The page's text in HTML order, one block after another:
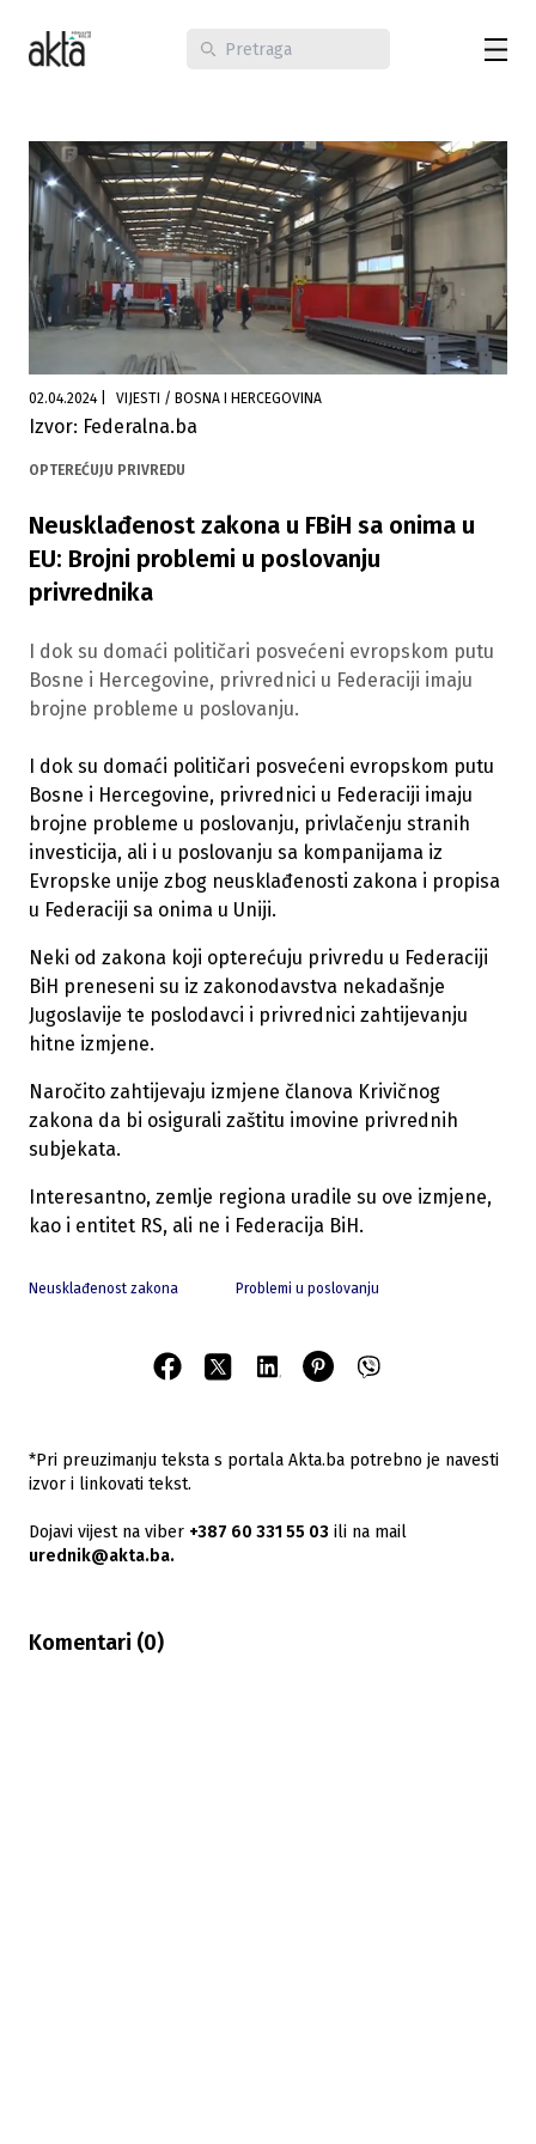
02.04.2024 VIJESTI / BOSNA I HERCEGOVINA
Izvor: Federalna.ba
OPTEREĆUJU PRIVREDU
Neusklađenost zakona u FBiH sa onima u
EU: Brojni problemi u poslovanju
privrednika
I dok su domaći političari posvećeni evropskom putu
Bosne i Hercegovine, privrednici u Federaciji imaju
brojne probleme u poslovanju.
I dok su domaći političari posvećeni evropskom putu
Bosne i Hercegovine, privrednici u Federaciji imaju
brojne probleme u poslovanju, privlačenju stranih
investicija, ali i u poslovanju sa kompanijama iz
Evropske unije zbog neusklađenosti zakona i propisa
u Federaciji sa onima u Uniji.
Neki od zakona koji opterećuju privredu u Federaciji
BiH preneseni su iz zakonodavstva nekadašnje
Jugoslavije te poslodavci i privrednici zahtijevanju
hitne izmjene.
Naročito zahtijevaju izmjene članova Krivičnog
zakona da bi osigurali zaštitu imovine privrednih
subjekata.
Interesantno, zemlje regiona uradile su ove izmjene,
kao i entitet RS, ali ne i Federacija BiH.
Neusklađenost zakona Problemi u poslovanju
*Pri preuzimanju teksta s portala Akta.ba potrebno je navesti
izvor i linkovati tekst.
Dojavi vijest na viber +387 60 331 55 03 ili na mail
urednik@akta.ba.
Komentari (0)